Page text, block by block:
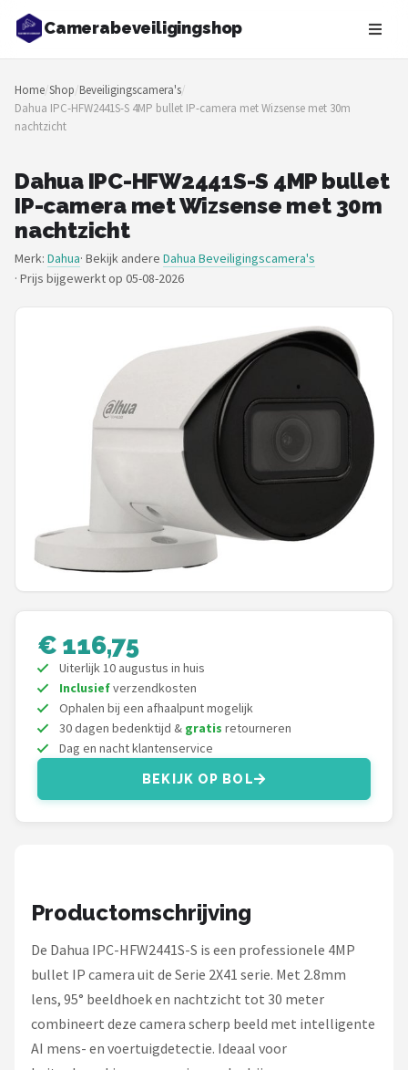
Camerabeveiligingshop
Zoeken
NAVIGATIE
Shop
Merken
Blog
Beveiligingscamera's
Camera Deurbellen
POPULAIRE MERKEN
Home-Locking
Hikvision
TP-Link
Foscam
Smartwares
Alle merken →
Home/Shop/Beveiligingscamera's/
Dahua IPC-HFW2441S-S 4MP bullet IP-camera met Wizsense met 30m
nachtzicht
Dahua IPC-HFW2441S-S 4MP bullet
IP-camera met Wizsense met 30m
nachtzicht
Merk: Dahua· Bekijk andere Dahua Beveiligingscamera's
· Prijs bijgewerkt op 05-08-2026
€ 116,75
Uiterlijk 10 augustus in huis
Inclusiefverzendkosten
Ophalen bij een afhaalpunt mogelijk
30 dagen bedenktijd & gratis retourneren
Dag en nacht klantenservice
BEKIJK OP BOL
Productomschrijving
De Dahua IPC-HFW2441S-S is een professionele 4MP
bullet IP camera uit de Serie 2X41 serie. Met 2.8mm
lens, 95° beeldhoek en nachtzicht tot 30 meter
combineert deze camera scherp beeld met intelligente
AI mens- en voertuigdetectie. Ideaal voor